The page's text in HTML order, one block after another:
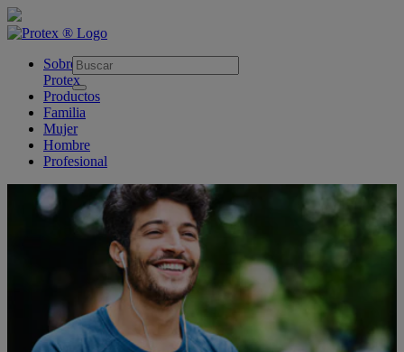
skipt to main content
Sobre
Protex
Productos
Familia
Mujer
Hombre
Profesional